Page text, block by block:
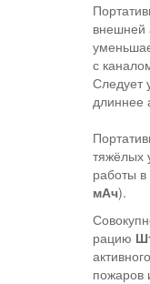
внешней
с
Следует
длиннее
тяжёлых
работы
мАч).
рацию
пожаров